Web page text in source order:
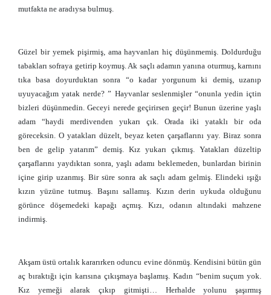
mutfakta ne aradıysa bulmuş.
Güzel bir yemek pişirmiş, ama hayvanları hiç düşünmemiş. Doldurduğu
tabakları sofraya getirip koymuş. Ak saçlı adamın yanına oturmuş, karnını
tıka basa doyurduktan sonra “o kadar yorgunum ki demiş, uzanıp
uyuyacağım yatak nerde? ” Hayvanlar seslenmişler “onunla yedin içtin
bizleri düşünmedin. Geceyi nerede geçirirsen geçir! Bunun üzerine yaşlı
adam “haydi merdivenden yukarı çık. Orada iki yataklı bir oda
göreceksin. O yatakları düzelt, beyaz keten çarşaflarını yay. Biraz sonra
ben de gelip yatarım” demiş. Kız yukarı çıkmış. Yatakları düzeltip
çarşaflarını yaydıktan sonra, yaşlı adamı beklemeden, bunlardan birinin
içine girip uzanmış. Bir süre sonra ak saçlı adam gelmiş. Elindeki ışığı
kızın yüzüne tutmuş. Başını sallamış. Kızın derin uykuda olduğunu
görünce döşemedeki kapağı açmış. Kızı, odanın altındaki mahzene
indirmiş.
Akşam üstü ortalık kararırken oduncu evine dönmüş. Kendisini bütün gün
aç bıraktığı için karısına çıkışmaya başlamış. Kadın “benim suçum yok.
Kız yemeği alarak çıkıp gitmişti… Herhalde yolunu şaşırmış